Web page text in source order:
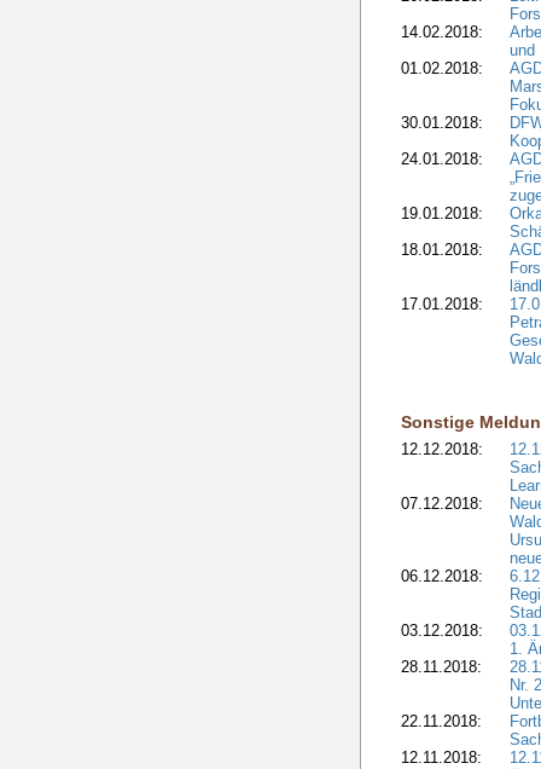
14.02.2018:
und
01.02.2018:
30.01.2018:
24.01.2018:
19.01.2018:
18.01.2018:
17.01.2018:
Sonstige
12.12.2018:
07.12.2018:
06.12.2018:
03.12.2018:
1.
28.11.2018:
Nr.
22.11.2018:
12.11.2018: